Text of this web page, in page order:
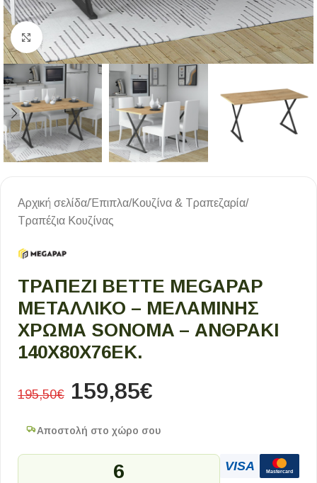
Κλικ για μεγέθυνση
Αρχική σελίδα/Έπιπλα/Κουζίνα & Τραπεζαρία/
Τραπέζια Κουζίνας
ΤΡΑΠΈΖΙ BETTE MEGAPAP
ΜΕΤΑΛΛΙΚΌ – ΜΕΛΑΜΊΝΗΣ
ΧΡΏΜΑ SONOMA – ΑΝΘΡΑΚΊ
140X80X76ΕΚ.
195,50€ 159,85€
Αποστολή στο χώρο σου
6 VISA Mastercard